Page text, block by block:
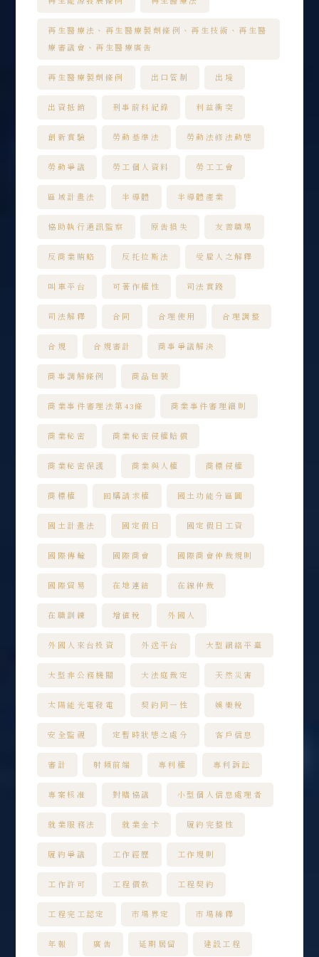
再生醫療法、再生醫療製劑條例、再生技術、再生醫
療審議會、再生醫療廣告
再生醫療製劑條例 出口管制 出境
出資抵銷 刑事前科紀錄 利益衝突
創新實驗 勞動基準法 勞動法修法動態
勞動爭議 勞工個人資料 勞工工會
區域計畫法 半導體 半導體產業
協助執行通訊監察 原告損失 友善職場
反商業賄賂 反托拉斯法 受雇人之解釋
叫車平台 可著作權性 司法實踐
司法解釋 合同 合理使用 合理調整
合規 合規審計 商事爭議解決
商事調解條例 商品包裝
商業事件審理法第43條 商業事件審理細則
商業秘密 商業秘密侵權賠償
商業秘密保護 商業與人權 商標侵權
商標權 回購請求權 國土功能分區圖
國土計畫法 國定假日 國定假日工資
國際傳輸 國際商會 國際商會仲裁規則
國際貿易 在地連結 在線仲裁
在職訓練 增值稅 外國人
外國人來台投資 外送平台 大型網絡平臺
大型非公務機關 大法庭裁定 天然災害
太陽能光電發電 契約同一性 娛樂稅
安全監視 定暫時狀態之處分 客戶信息
審計 射頻前端 專利權 專利訴訟
專案核准 對賭協議 小型個人信息處理者
就業服務法 就業金卡 履約完整性
履約爭議 工作經歷 工作規則
工作許可 工程價款 工程契約
工程完工認定 市場界定 市場稀釋
年報 廣告 延期居留 建設工程